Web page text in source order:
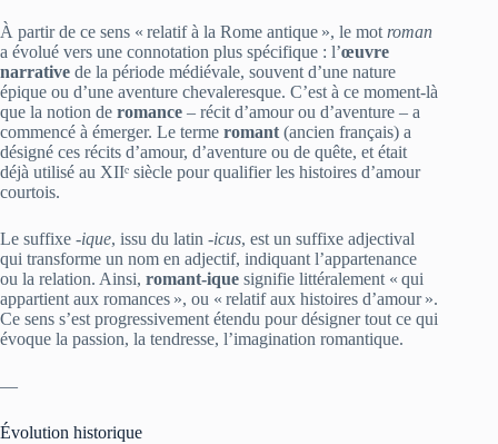
À partir de ce sens « relatif à la Rome antique », le mot roman
a évolué vers une connotation plus spécifique : l’œuvre
narrative de la période médiévale, souvent d’une nature
épique ou d’une aventure chevaleresque. C’est à ce moment-là
que la notion de romance – récit d’amour ou d’aventure – a
commencé à émerger. Le terme romant (ancien français) a
désigné ces récits d’amour, d’aventure ou de quête, et était
déjà utilisé au XIIᵉ siècle pour qualifier les histoires d’amour
courtois.
Le suffixe ‑ique, issu du latin ‑icus, est un suffixe adjectival
qui transforme un nom en adjectif, indiquant l’appartenance
ou la relation. Ainsi, romant‑ique signifie littéralement « qui
appartient aux romances », ou « relatif aux histoires d’amour ».
Ce sens s’est progressivement étendu pour désigner tout ce qui
évoque la passion, la tendresse, l’imagination romantique.
—
Évolution historique